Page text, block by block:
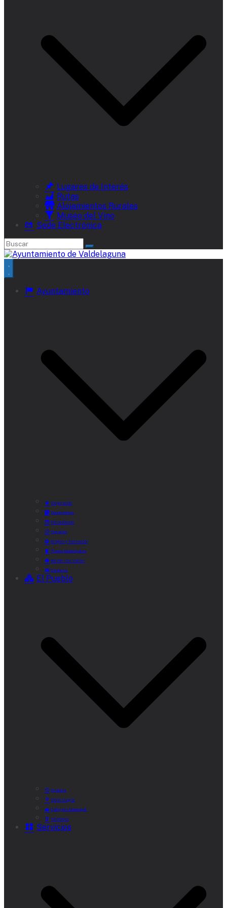
Lugares de Interés
Rutas
Alojamientos Rurales
Museo del Vino
Sede Electrónica
Ayuntamiento
Corporación
Documentos
Recaudación
Horarios
Empleo y Formación
Plenos Municipales
Boletín «De Valde»
Contacta
El Pueblo
Historia
Cómo Llegar
Callejero Municipal
Teléfonos
Servicios